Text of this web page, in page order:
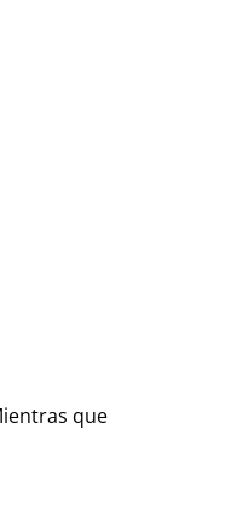
que